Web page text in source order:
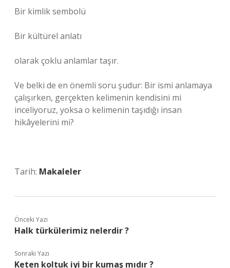
Bir kimlik sembolü
Bir kültürel anlatı
olarak çoklu anlamlar taşır.
Ve belki de en önemli soru şudur: Bir ismi anlamaya
çalışırken, gerçekten kelimenin kendisini mi
inceliyoruz, yoksa o kelimenin taşıdığı insan
hikâyelerini mi?
Tarih: Makaleler
Önceki Yazı
Halk türkülerimiz nelerdir ?
Sonraki Yazı
Keten koltuk iyi bir kumaş mıdır ?